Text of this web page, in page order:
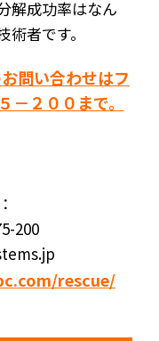
解成功率はなん
者です。
問い合わせはフ
－２００まで。
200
rescue/